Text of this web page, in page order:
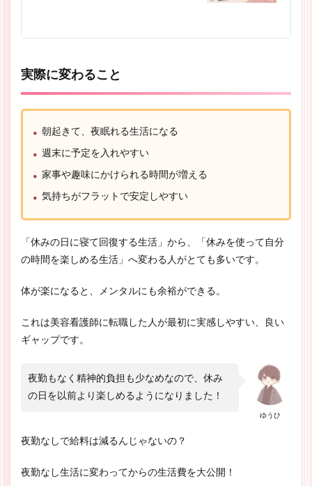
実際に変わること
朝起きて、夜眠れる生活になる
週末に予定を入れやすい
家事や趣味にかけられる時間が増える
気持ちがフラットで安定しやすい
「休みの日に寝て回復する生活」から、「休みを使って自分
の時間を楽しめる生活」へ変わる人がとても多いです。
体が楽になると、メンタルにも余裕ができる。
これは美容看護師に転職した人が最初に実感しやすい、良い
ギャップです。
ゆうひ
夜勤もなく精神的負担も少なめなので、休み
の日を以前より楽しめるようになりました！
夜勤なしで給料は減るんじゃないの？
夜勤なし生活に変わってからの生活費を大公開！